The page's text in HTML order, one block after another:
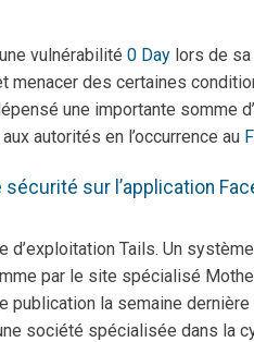
vulnérabilité 0 Day lors de sa
menacer des certaines
une importante somme
autorités en l’occurrence au
sécurité sur l’application
Tails. Un
par le site spécialisé
publication la semaine
société spécialisée dans la